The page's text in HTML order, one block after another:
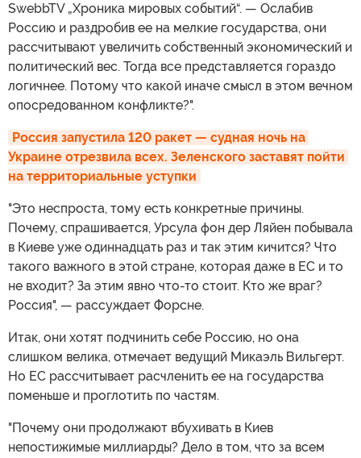
SwebbTV „Хроника мировых событий“. — Ослабив
Россию и раздробив ее на мелкие государства, они
рассчитывают увеличить собственный экономический и
политический вес. Тогда все представляется гораздо
логичнее. Потому что какой иначе смысл в этом вечном
опосредованном конфликте?".
Россия запустила 120 ракет — судная ночь на
Украине отрезвила всех. Зеленского заставят пойти
на территориальные уступки
"Это неспроста, тому есть конкретные причины.
Почему, спрашивается, Урсула фон дер Ляйен побывала
в Киеве уже одиннадцать раз и так этим кичится? Что
такого важного в этой стране, которая даже в ЕС и то
не входит? За этим явно что-то стоит. Кто же враг?
Россия", — рассуждает Форсне.
Итак, они хотят подчинить себе Россию, но она
слишком велика, отмечает ведущий Микаэль Вильгерт.
Но ЕС рассчитывает расчленить ее на государства
поменьше и проглотить по частям.
"Почему они продолжают вбухивать в Киев
непостижимые миллиарды? Дело в том, что за всем